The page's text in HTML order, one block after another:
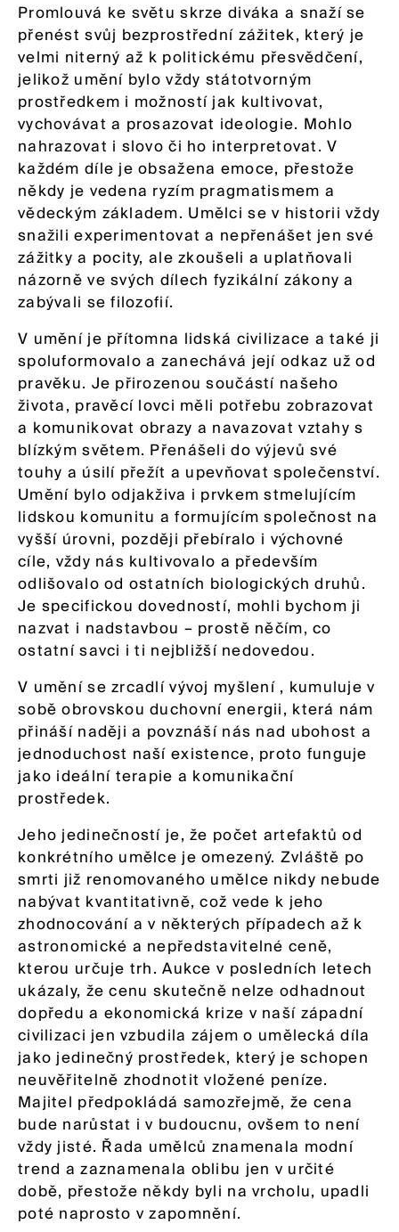
Promlouvá ke světu skrze diváka a snaží se
přenést svůj bezprostřední zážitek, který je
velmi niterný až k politickému přesvědčení,
jelikož umění bylo vždy státotvorným
prostředkem i možností jak kultivovat,
vychovávat a prosazovat ideologie. Mohlo
nahrazovat i slovo či ho interpretovat. V
každém díle je obsažena emoce, přestože
někdy je vedena ryzím pragmatismem a
vědeckým základem. Umělci se v historii vždy
snažili experimentovat a nepřenášet jen své
zážitky a pocity, ale zkoušeli a uplatňovali
názorně ve svých dílech fyzikální zákony a
zabývali se filozofií.
V umění je přítomna lidská civilizace a také ji
spoluformovalo a zanechává její odkaz už od
pravěku. Je přirozenou součástí našeho
života, pravěcí lovci měli potřebu zobrazovat
a komunikovat obrazy a navazovat vztahy s
blízkým světem. Přenášeli do výjevů své
touhy a úsilí přežít a upevňovat společenství.
Umění bylo odjakživa i prvkem stmelujícím
lidskou komunitu a formujícím společnost na
vyšší úrovni, později přebíralo i výchovné
cíle, vždy nás kultivovalo a především
odlišovalo od ostatních biologických druhů.
Je specifickou dovedností, mohli bychom ji
nazvat i nadstavbou – prostě něčím, co
ostatní savci i ti nejbližší nedovedou.
V umění se zrcadlí vývoj myšlení , kumuluje v
sobě obrovskou duchovní energii, která nám
přináší naději a povznáší nás nad ubohost a
jednoduchost naší existence, proto funguje
jako ideální terapie a komunikační
prostředek.
Jeho jedinečností je, že počet artefaktů od
konkrétního umělce je omezený. Zvláště po
smrti již renomovaného umělce nikdy nebude
nabývat kvantitativně, což vede k jeho
zhodnocování a v některých případech až k
astronomické a nepředstavitelné ceně,
kterou určuje trh. Aukce v posledních letech
ukázaly, že cenu skutečně nelze odhadnout
dopředu a ekonomická krize v naší západní
civilizaci jen vzbudila zájem o umělecká díla
jako jedinečný prostředek, který je schopen
neuvěřitelně zhodnotit vložené peníze.
Majitel předpokládá samozřejmě, že cena
bude narůstat i v budoucnu, ovšem to není
vždy jisté. Řada umělců znamenala modní
trend a zaznamenala oblibu jen v určité
době, přestože někdy byli na vrcholu, upadli
poté naprosto v zapomnění.